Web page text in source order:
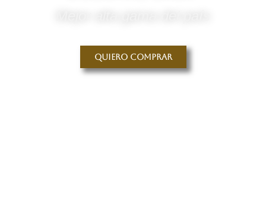
Quiero comprar